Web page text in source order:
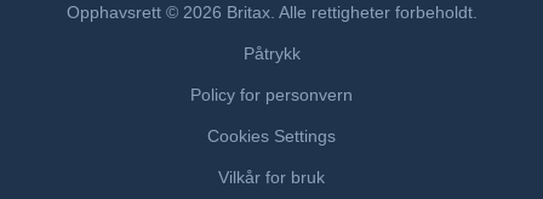
Opphavsrett © 2026 Britax. Alle rettigheter forbeholdt.
Påtrykk
Policy for personvern
Cookies Settings
Vilkår for bruk